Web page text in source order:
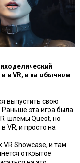
в VR, и на обычном
выпустить свою
Раньше эта игра была
шлемы Quest, но
VR, и просто на
VR Showcase, и там
открытое